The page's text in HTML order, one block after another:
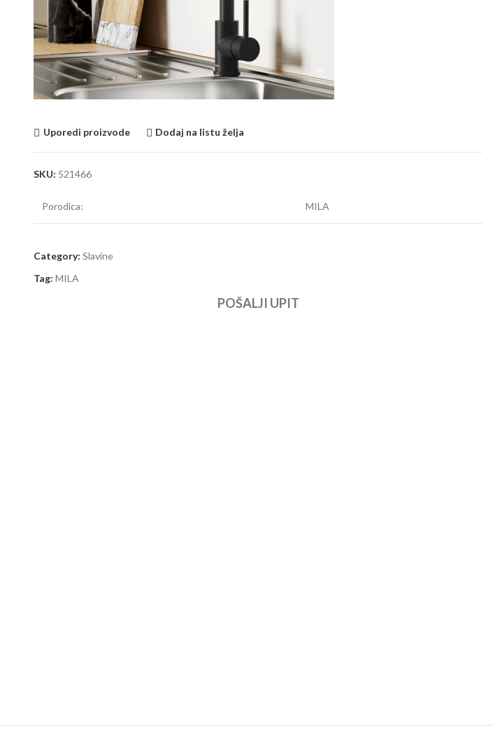
Uporedi proizvode Dodaj na listu želja
SKU: 521466
Porodica: MILA
Category: Slavine
Tag: MILA
POŠALJI UPIT